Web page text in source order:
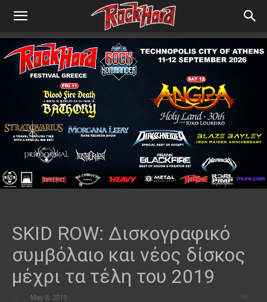
SKID ROW: Δισκογραφικό
συμβόλαιο και νέος δίσκος
μέχρι τα τέλη του 2019
May 8, 2019